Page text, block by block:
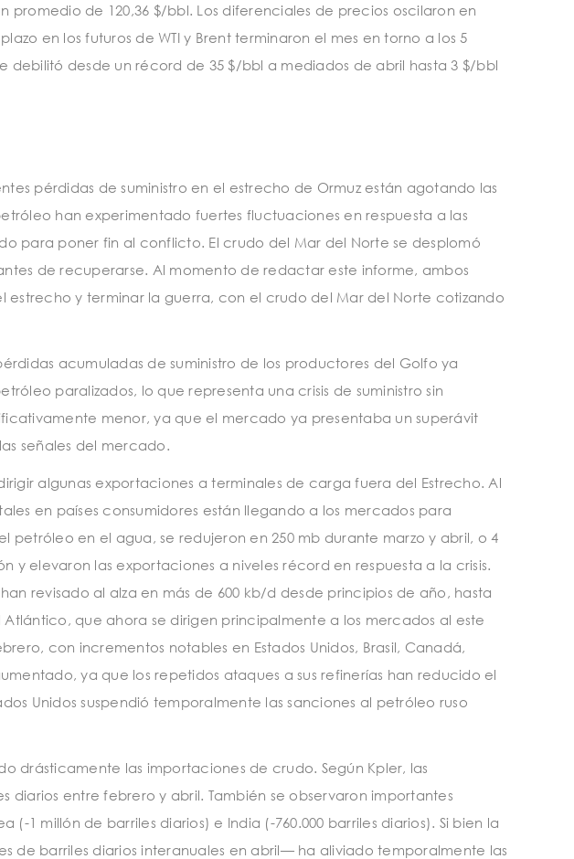
de 120,36 $/bbl. Los diferenciales de precios oscilaron en
en los futuros de WTI y Brent terminaron el mes en torno a los 5
debilitó desde un récord de 35 $/bbl a mediados de abril hasta 3 $/bbl
pérdidas de suministro en el estrecho de Ormuz están agotando las
han experimentado fuertes fluctuaciones en respuesta a las
para poner fin al conflicto. El crudo del Mar del Norte se desplomó
de recuperarse. Al momento de redactar este informe, ambos
estrecho y terminar la guerra, con el crudo del Mar del Norte cotizando
acumuladas de suministro de los productores del Golfo ya
paralizados, lo que representa una crisis de suministro sin
menor, ya que el mercado ya presentaba un superávit
señales del mercado.
algunas exportaciones a terminales de carga fuera del Estrecho. Al
en países consumidores están llegando a los mercados para
petróleo en el agua, se redujeron en 250 mb durante marzo y abril, o 4
elevaron las exportaciones a niveles récord en respuesta a la crisis.
revisado al alza en más de 600 kb/d desde principios de año, hasta
que ahora se dirigen principalmente a los mercados al este
con incrementos notables en Estados Unidos, Brasil, Canadá,
ya que los repetidos ataques a sus refinerías han reducido el
Unidos suspendió temporalmente las sanciones al petróleo ruso
drásticamente las importaciones de crudo. Según Kpler, las
entre febrero y abril. También se observaron importantes
1 millón de barriles diarios) e India (-760.000 barriles diarios). Si bien la
barriles diarios interanuales en abril— ha aliviado temporalmente las